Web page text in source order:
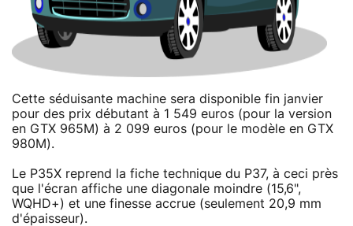
Cette séduisante machine sera disponible fin janvier
pour des prix débutant à 1 549 euros (pour la version
en GTX 965M) à 2 099 euros (pour le modèle en GTX
980M).
Le P35X reprend la fiche technique du P37, à ceci près
que l'écran affiche une diagonale moindre (15,6",
WQHD+) et une finesse accrue (seulement 20,9 mm
d'épaisseur).